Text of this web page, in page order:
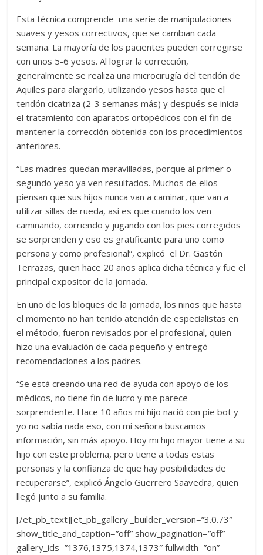
Esta técnica comprende una serie de manipulaciones
suaves y yesos correctivos, que se cambian cada
semana. La mayoría de los pacientes pueden corregirse
con unos 5-6 yesos. Al lograr la corrección,
generalmente se realiza una microcirugía del tendón de
Aquiles para alargarlo, utilizando yesos hasta que el
tendón cicatriza (2-3 semanas más) y después se inicia
el tratamiento con aparatos ortopédicos con el fin de
mantener la corrección obtenida con los procedimientos
anteriores.
“Las madres quedan maravilladas, porque al primer o
segundo yeso ya ven resultados. Muchos de ellos
piensan que sus hijos nunca van a caminar, que van a
utilizar sillas de rueda, así es que cuando los ven
caminando, corriendo y jugando con los pies corregidos
se sorprenden y eso es gratificante para uno como
persona y como profesional”, explicó el Dr. Gastón
Terrazas, quien hace 20 años aplica dicha técnica y fue el
principal expositor de la jornada.
En uno de los bloques de la jornada, los niños que hasta
el momento no han tenido atención de especialistas en
el método, fueron revisados por el profesional, quien
hizo una evaluación de cada pequeño y entregó
recomendaciones a los padres.
“Se está creando una red de ayuda con apoyo de los
médicos, no tiene fin de lucro y me parece
sorprendente. Hace 10 años mi hijo nació con pie bot y
yo no sabía nada eso, con mi señora buscamos
información, sin más apoyo. Hoy mi hijo mayor tiene a su
hijo con este problema, pero tiene a todas estas
personas y la confianza de que hay posibilidades de
recuperarse”, explicó Ángelo Guerrero Saavedra, quien
llegó junto a su familia.
[/et_pb_text][et_pb_gallery _builder_version=”3.0.73″
show_title_and_caption=”off” show_pagination=”off”
gallery_ids=”1376,1375,1374,1373″ fullwidth=”on”